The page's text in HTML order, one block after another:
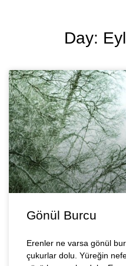
Day:
Gönül Burcu
Erenler ne varsa gönül
çukurlar dolu. Yüreğin